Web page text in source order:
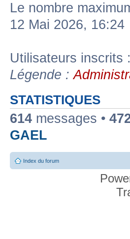
Le nombre
12 Mai 2026, 16:24
Utilisateurs inscrits
Légende :
STATISTIQUES
614 messages •
GAEL
Index du forum